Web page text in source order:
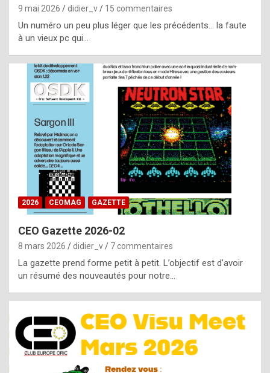
e
f
o
m
m
a
y
b
e
b
y
g
e
n
u
i
n
e
R
9 mai 2026 didier_v 15 commentaires
Un numéro un peu plus léger que les précédents… la faute
à un vieux pc qui…
2026 CEOMAG GAZETTE
CEO Gazette 2026-02
8 mars 2026 didier_v 7 commentaires
La gazette prend forme petit à petit. L’objectif est d’avoir
un résumé des nouveautés pour notre…